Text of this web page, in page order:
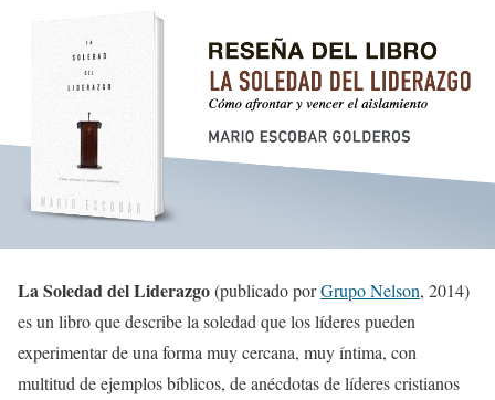
La Soledad del Liderazgo(publicado porGrupo Nelson, 2014)
es un libro que describe la soledad que los líderes pueden
experimentar de una forma muy cercana, muy íntima, con
multitud de ejemplos bíblicos, de anécdotas de líderes cristianos